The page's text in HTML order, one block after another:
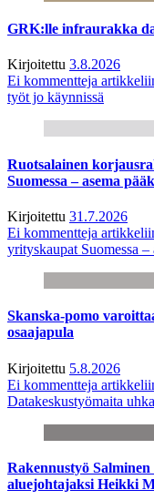
GRK:lle infraurakka
Kirjoitettu 3.8.2026
Ei kommentteja
työt jo käynnissä
Ruotsalainen
Suomessa – asema
Kirjoitettu 31.7.2026
Ei kommentteja
yrityskaupat Suomessa
Skanska-pomo
osaajapula
Kirjoitettu 5.8.2026
Ei kommentteja
Datakeskustyömaita
Rakennustyö
aluejohtajaksi Heikki